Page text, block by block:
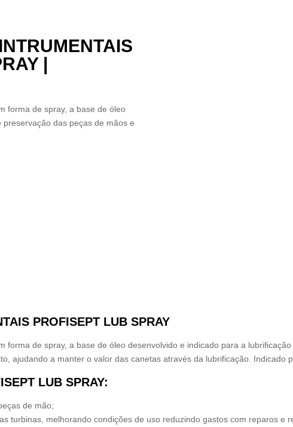
|
forma de spray, a base de óleo
das peças de mãos e
PROFISEPT LUB SPRAY
forma de spray, a base de óleo desenvolvido e indicado para a
ajudando a manter o valor das canetas através da lubrificação. Indicado
LUB SPRAY:
de mão;
turbinas, melhorando condições de uso reduzindo gastos com reparos e